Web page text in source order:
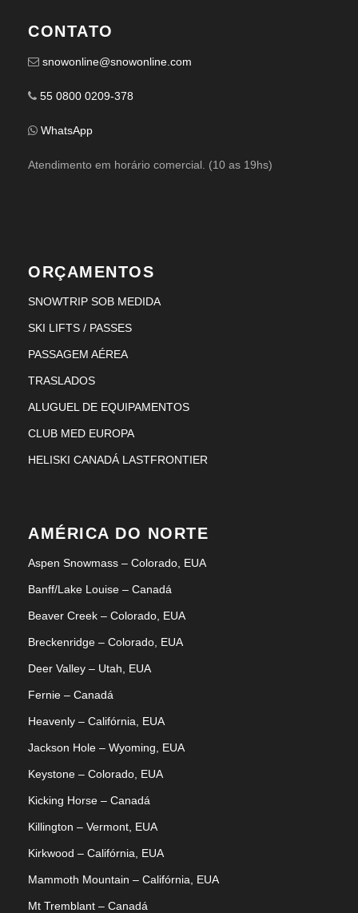
CONTATO
snowonline@snowonline.com
55 0800 0209-378
WhatsApp
Atendimento em horário comercial. (10 as 19hs)
ORÇAMENTOS
SNOWTRIP SOB MEDIDA
SKI LIFTS / PASSES
PASSAGEM AÉREA
TRASLADOS
ALUGUEL DE EQUIPAMENTOS
CLUB MED EUROPA
HELISKI CANADÁ LASTFRONTIER
AMÉRICA DO NORTE
Aspen Snowmass – Colorado, EUA
Banff/Lake Louise – Canadá
Beaver Creek – Colorado, EUA
Breckenridge – Colorado, EUA
Deer Valley – Utah, EUA
Fernie – Canadá
Heavenly – Califórnia, EUA
Jackson Hole – Wyoming, EUA
Keystone – Colorado, EUA
Kicking Horse – Canadá
Killington – Vermont, EUA
Kirkwood – Califórnia, EUA
Mammoth Mountain – Califórnia, EUA
Mt Tremblant – Canadá